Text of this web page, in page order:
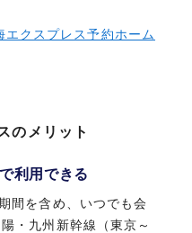
エクスプレス予約ホーム
のメリット
利用できる
間を含め、いつでも会
・九州新幹線（東京～